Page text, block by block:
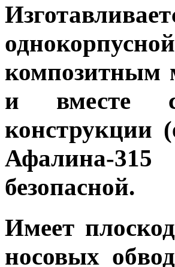
композитным
и вместе с
конструкции
Афалина-
безопасной.
Имеет
носовых